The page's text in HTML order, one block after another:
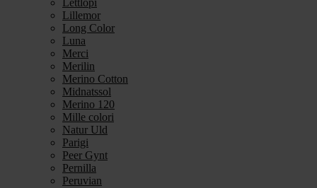
Léttlopi
Lillemor
Long Color
Luna
Merci
Merilin
Merino Cotton
Midnatssol
Merino 120
Mille colori
Natur Uld
Parigi
Peer Gynt
Pernilla
Peruvian